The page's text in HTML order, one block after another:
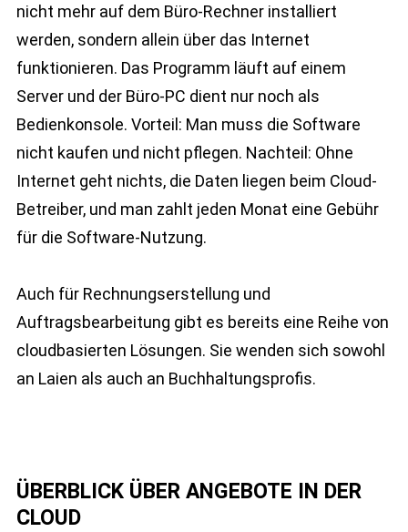
nicht mehr auf dem Büro-Rechner installiert
werden, sondern allein über das Internet
funktionieren. Das Programm läuft auf einem
Server und der Büro-PC dient nur noch als
Bedienkonsole. Vorteil: Man muss die Software
nicht kaufen und nicht pflegen. Nachteil: Ohne
Internet geht nichts, die Daten liegen beim Cloud-
Betreiber, und man zahlt jeden Monat eine Gebühr
für die Software-Nutzung.
Auch für Rechnungserstellung und
Auftragsbearbeitung gibt es bereits eine Reihe von
cloudbasierten Lösungen. Sie wenden sich sowohl
an Laien als auch an Buchhaltungsprofis.
ÜBERBLICK ÜBER ANGEBOTE IN DER
CLOUD